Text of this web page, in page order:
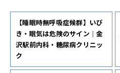
【睡眠時無呼吸症候群】いび
き・眠気は危険のサイン｜金
沢駅前内科・糖尿病クリニッ
ク